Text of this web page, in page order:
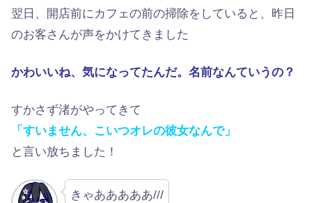
翌日、開店前にカフェの前の掃除をしていると、昨日
のお客さんが声をかけてきました
かわいいね、気になってたんだ。名前なんていうの？
すかさず渚がやってきて
「すいません、こいつオレの彼女なんで」
と言い放ちました！
きゃあああああ///